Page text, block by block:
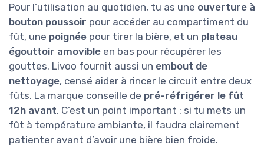
Pour l’utilisation au quotidien, tu as une ouverture à
bouton poussoir pour accéder au compartiment du
fût, une poignée pour tirer la bière, et un plateau
égouttoir amovible en bas pour récupérer les
gouttes. Livoo fournit aussi un embout de
nettoyage, censé aider à rincer le circuit entre deux
fûts. La marque conseille de pré-réfrigérer le fût
12h avant. C’est un point important : si tu mets un
fût à température ambiante, il faudra clairement
patienter avant d’avoir une bière bien froide.